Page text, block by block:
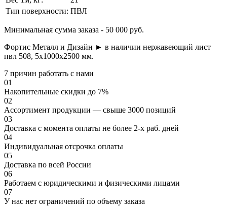
Тип поверхности: ПВЛ
Минимальная сумма заказа - 50 000 руб.
Фортис Металл и Дизайн ► в наличии нержавеющий лист
пвл 508, 5х1000х2500 мм.
7 причин работать с нами
01
Накопительные скидки до 7%
02
Ассортимент продукции — свыше 3000 позиций
03
Доставка с момента оплаты не более 2-х раб. дней
04
Индивидуальная отсрочка оплаты
05
Доставка по всей России
06
Работаем с юридическими и физическими лицами
07
У нас нет ограничений по объему заказа